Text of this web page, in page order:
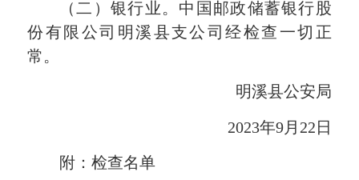
（二）银行业。中国邮政储蓄银行股
份有限公司明溪县支公司经检查一切正
常。
明溪县公安局
2023年9月22日
附：检查名单